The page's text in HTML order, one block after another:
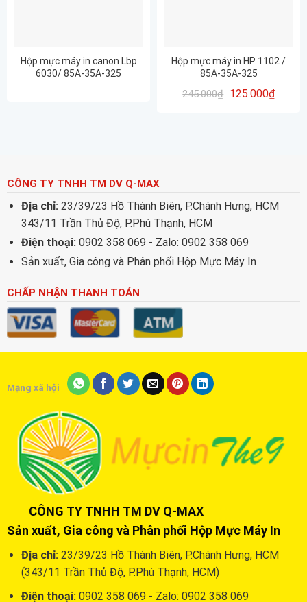
Hộp mực máy in canon Lbp
6030/ 85A-35A-325
Hộp mực máy in HP 1102 /
85A-35A-325
245.000₫ 125.000₫
CÔNG TY TNHH TM DV Q-MAX
Địa chỉ: 23/39/23 Hồ Thành Biên, P.Chánh Hưng, HCM
343/11 Trần Thủ Độ, P.Phú Thạnh, HCM
Điện thoại: 0902 358 069 - Zalo: 0902 358 069
Sản xuất, Gia công và Phân phối Hộp Mực Máy In
CHẤP NHẬN THANH TOÁN
Mạng xã hội
CÔNG TY TNHH TM DV Q-MAX
Sản xuất, Gia công và Phân phối Hộp Mực Máy In
Địa chỉ: 23/39/23 Hồ Thành Biên, P.Chánh Hưng, HCM
(343/11 Trần Thủ Độ, P.Phú Thạnh, HCM)
Điện thoại: 0902 358 069 - Zalo: 0902 358 069